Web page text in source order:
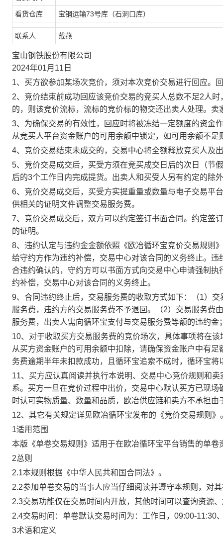
看货仓库 宝钢运输73号库（石洞口库）
联系人 戴燕
宝山钢铁股份有限公司
2024年01月11日
1、买方欲参加某场次竞价，须对本次竞价交易进行回应。
2、竞价结束前成功回应该竞价交易的竞买人总数不足2人
的，则该竞价流标，流标的竞价标的物交还出卖人处理。
3、为确保交易的有效性，回应时将被冻结一定额度的资金
从竞买人平台资金账户的可用余额中锁定，如可用余额不足
4、竞价交易结束未成交的，交易中心将全额释放竞买人及
5、竞价交易成交后，买受方须在竞买成交日后的次日（节
后的3个工作日内完成提货。出卖人和买受人另有约定的除
6、竞价交易成交后，买受方实提重量或数量与电子交易平
供相关的证明文件调整交易服务费。
7、竞价交易成交后，双方可以约定签订书面合同。约定签
的证明。
8、违约认定与违约金金额依照《欧冶循环宝竞价交易规则
给守约方作为违约补偿，交易中心对该合同的义务终止。
合违约确认的，守约方可以书面方式向交易中心申请强制
约补偿，交易中心对该合同的义务终止。
9、合同违约终止后，交易服务费的收取方式如下：（1）
服务费，违约方的交易服务费不予退回。（2）交易服务费
服务费，出卖人需向循环宝支付与交易服务费等额的违约
10、对于收取买方交易服务费的竞价场次，具体事项将在
从买方资金账户的可用余额中扣除，请确保资金账户中有
务费逾期半年未扣款成功，且循环宝追索不成时，循环宝将
11、买方应认真阅读并执行本说明、交易中心竞价规则和
系。买方一旦在竞价过程中出价，交易中心默认买方已现
时认可实物质量、数量和品质，欧冶供应链和卖方不承担由
12、其它有关规定详见欧冶循环宝发布的《竞价交易规则》
1适用范围
本版《单卷交易规则》适用于在欧冶循环宝平台销售的单卷
2总则
2.1本规则根据《中华人民共和国合同法》。
2.2参加单卷交易的当事人应当仔细阅读并遵守本规则，对
2.3交易功能仅在交易时间内开放，其他时间可以查询资源
2.4交易时间：单卷默认交易时间为：工作日，09:00-11:30
3术语和定义